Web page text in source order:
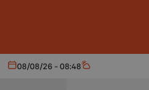
Aujourd'hui
08/08/26 - 08:48 Météo